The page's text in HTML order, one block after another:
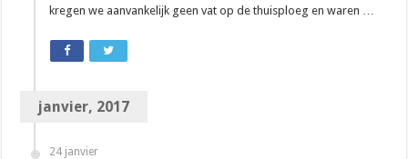
kregen we aanvankelijk geen vat op de thuisploeg en waren …
janvier, 2017
24 janvier